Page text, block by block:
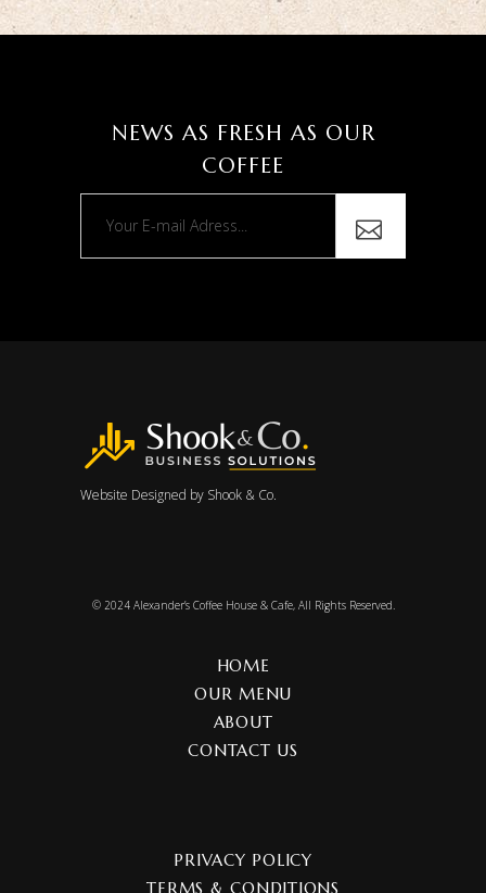
NEWS AS FRESH AS OUR
COFFEE
Website Designed by Shook & Co.
© 2024 Alexander’s Coffee House & Cafe, All Rights Reserved.
HOME
OUR MENU
ABOUT
CONTACT US
PRIVACY POLICY
TERMS & CONDITIONS